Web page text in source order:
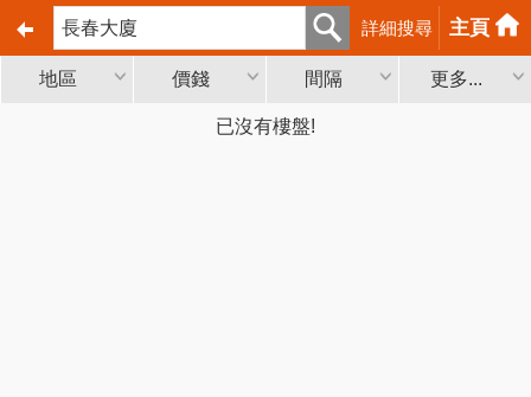
詳細搜尋 主頁
地區 價錢 間隔 更多...
已沒有樓盤!